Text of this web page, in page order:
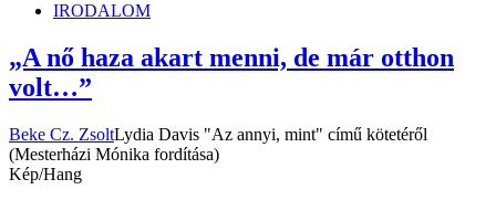
IRODALOM
„A nő haza akart menni, de már otthon
volt…”
Beke Cz. ZsoltLydia Davis "Az annyi, mint" című kötetéről
(Mesterházi Mónika fordítása)
Kép/Hang